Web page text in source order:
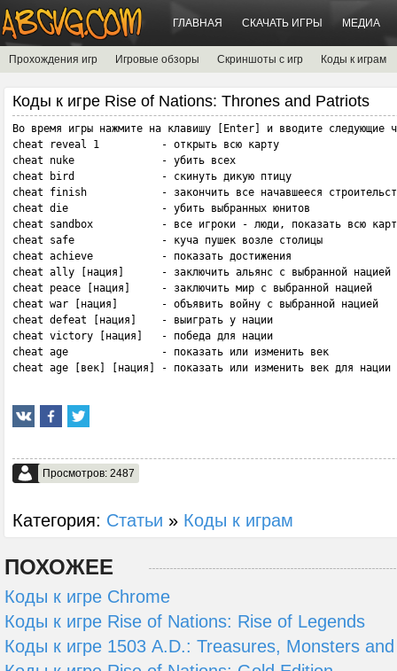
ГЛАВНАЯ СКАЧАТЬ ИГРЫ МЕДИА
Прохождения игр Игровые обзоры Скриншоты с игр Коды к играм
Коды к игре Rise of Nations: Thrones and Patriots
Во время игры нажмите на клавишу [Enter] и вводите следующие
cheat reveal 1          - открыть всю карту
cheat nuke              - убить всех
cheat bird              - скинуть дикую птицу
cheat finish            - закончить все начавшееся
cheat die               - убить выбранных юнитов
cheat sandbox           - все игроки - люди, показать всю
cheat safe              - куча пушек возле столицы
cheat achieve           - показать достижения
cheat ally [нация]      - заключить альянс с выбранной нацией
cheat peace [нация]     - заключить мир с выбранной нацией
cheat war [нация]       - объявить войну с выбранной нацией
cheat defeat [нация]    - выиграть у нации
cheat victory [нация]   - победа для нации
cheat age               - показать или изменить век
cheat age [век] [нация] - показать или изменить век для нации
Просмотров: 2487
Категория: Статьи » Коды к играм
ПОХОЖЕЕ
Коды к игре Chrome
Коды к игре Rise of Nations: Rise of Legends
Коды к игре 1503 A.D.: Treasures, Monsters